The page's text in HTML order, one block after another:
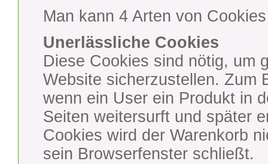
Man kann 4 Arten von
Unerlässliche Cookies
Diese Cookies sind nötig, um
Website sicherzustellen. Zum
wenn ein User ein Produkt in
Seiten weitersurft und später
Cookies wird der Warenkorb
sein Browserfenster schließt.